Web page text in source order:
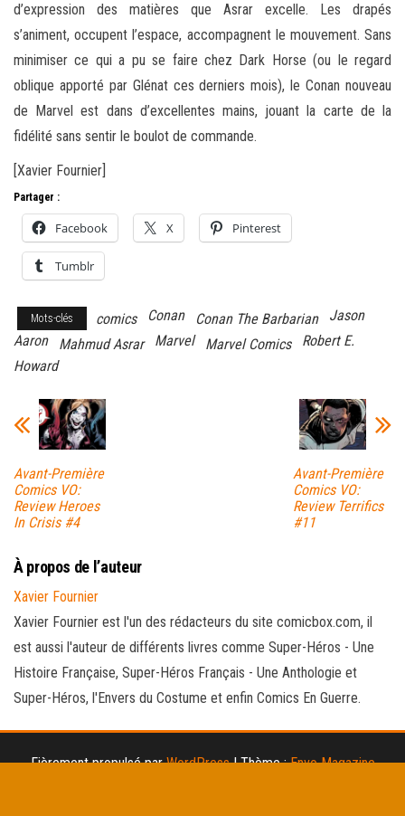
d’expression des matières que Asrar excelle. Les drapés
s’animent, occupent l’espace, accompagnent le mouvement. Sans
minimiser ce qui a pu se faire chez Dark Horse (ou le regard
oblique apporté par Glénat ces derniers mois), le Conan nouveau
de Marvel est dans d’excellentes mains, jouant la carte de la
fidélité sans sentir le boulot de commande.
[Xavier Fournier]
Partager :
Facebook X Pinterest
Tumblr
Mots-clés comics Conan Conan The Barbarian
Jason
Aaron
Mahmud Asrar Marvel Marvel Comics
Robert E.
Howard
Avant-Première
Comics VO:
Review Heroes
In Crisis #4
Avant-Première
Comics VO:
Review Terrifics
#11
À propos de l’auteur
Xavier Fournier
Xavier Fournier est l'un des rédacteurs du site comicbox.com, il
est aussi l'auteur de différents livres comme Super-Héros - Une
Histoire Française, Super-Héros Français - Une Anthologie et
Super-Héros, l'Envers du Costume et enfin Comics En Guerre.
Fièrement propulsé parWordPress |Thème :Envo Magazine